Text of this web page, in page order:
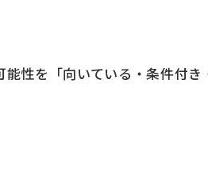
性を「向いている・条件付